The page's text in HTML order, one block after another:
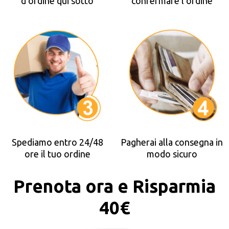
Spediamo entro 24/48
ore il tuo ordine
Pagherai alla consegna in
modo sicuro
Prenota ora e Risparmia
40€